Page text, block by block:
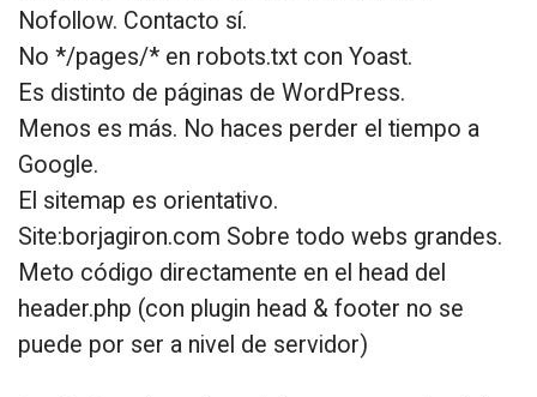
Nofollow. Contacto sí.
No */pages/* en robots.txt con Yoast.
Es distinto de páginas de WordPress.
Menos es más. No haces perder el tiempo a
Google.
El sitemap es orientativo.
Site:borjagiron.com Sobre todo webs grandes.
Meto código directamente en el head del
header.php (con plugin head & footer no se
puede por ser a nivel de servidor)